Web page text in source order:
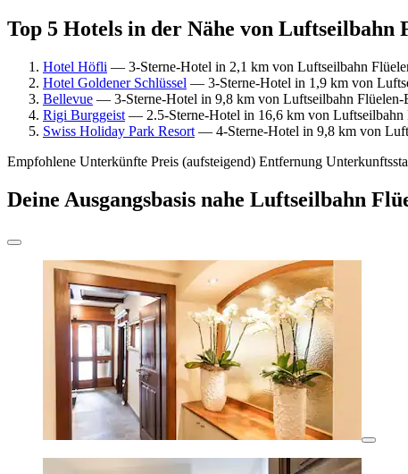
Top 5 Hotels in der Nähe von Luftseilbahn
Hotel Höfli — 3-Sterne-Hotel in 2,1 km von Luftseilbahn
Hotel Goldener Schlüssel — 3-Sterne-Hotel in 1,9 km von
Bellevue — 3-Sterne-Hotel in 9,8 km von Luftseilbahn Flüelen-
Rigi Burggeist — 2.5-Sterne-Hotel in 16,6 km von
Swiss Holiday Park Resort — 4-Sterne-Hotel in 9,8 km von
Empfohlene Unterkünfte Preis (aufsteigend) Entfernung
Deine Ausgangsbasis nahe Luftseilbahn